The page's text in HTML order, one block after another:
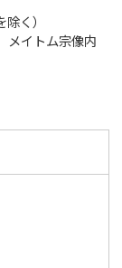
く）
イトム宗像内